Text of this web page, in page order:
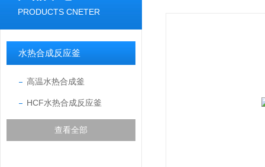
PRODUCTS CNETER
水热合成反应釜
高温水热合成釜
HCF水热合成反应釜
查看全部